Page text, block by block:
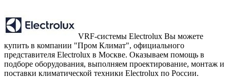
VRF-системы Electrolux Вы можете
купить в компании "Пром Климат", официального
представителя Electrolux в Москве. Оказываем помощь в
подборе оборудования, выполняем проектирование, монтаж и
поставки климатической техники Electrolux по России.